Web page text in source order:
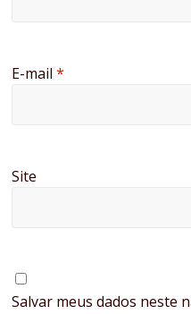
E-mail*
Site
Salvar meus dados neste